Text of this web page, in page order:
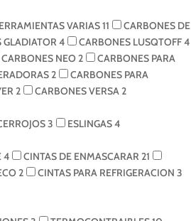
VARIAS11
CARBONES DE
GLADIATOR 4 CARBONES LUSQTOFF4
CARBONES NEO 2
CARBONES PARA
2
CARBONES PARA
2 CARBONES VERSA2
3 ESLINGAS4
4 CINTAS DE ENMASCARAR 21
2 CINTAS PARA REFRIGERACION 3